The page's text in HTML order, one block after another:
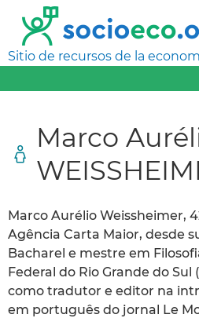
Sitio de recursos de la
Marco
Marco Aurélio Weissheimer,
Agência Carta Maior, desde
Bacharel e mestre em
Federal do Rio Grande do Sul
como tradutor e editor na
em português do jornal Le